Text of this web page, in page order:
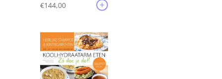
€144,00